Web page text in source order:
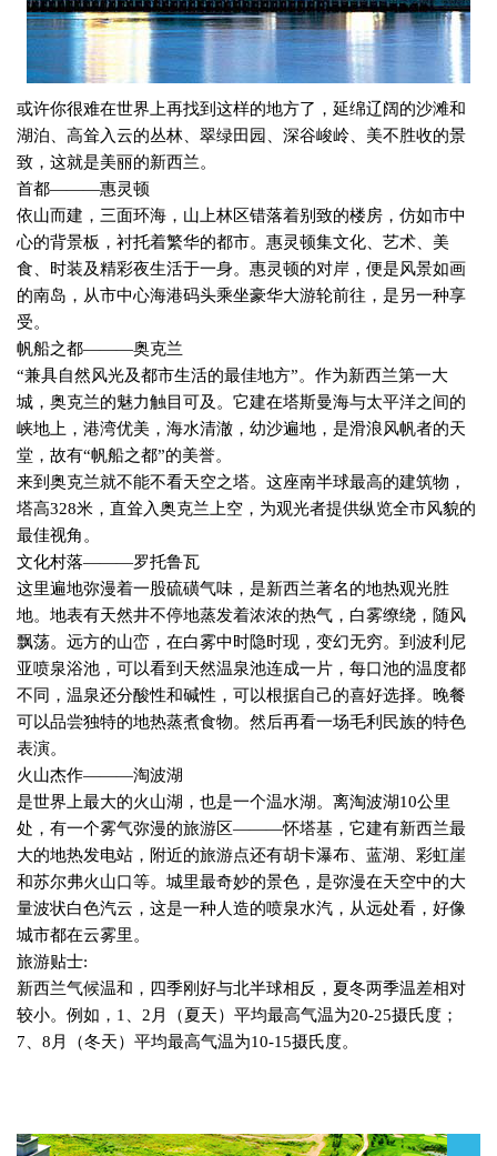
或许你很难在世界上再找到这样的地方了，延绵辽阔的沙滩和
湖泊、高耸入云的丛林、翠绿田园、深谷峻岭、美不胜收的景
致，这就是美丽的新西兰。
首都———惠灵顿
依山而建，三面环海，山上林区错落着别致的楼房，仿如市中
心的背景板，衬托着繁华的都市。惠灵顿集文化、艺术、美
食、时装及精彩夜生活于一身。惠灵顿的对岸，便是风景如画
的南岛，从市中心海港码头乘坐豪华大游轮前往，是另一种享
受。
帆船之都———奥克兰
“兼具自然风光及都市生活的最佳地方”。作为新西兰第一大
城，奥克兰的魅力触目可及。它建在塔斯曼海与太平洋之间的
峡地上，港湾优美，海水清澈，幼沙遍地，是滑浪风帆者的天
堂，故有“帆船之都”的美誉。
来到奥克兰就不能不看天空之塔。这座南半球最高的建筑物，
塔高328米，直耸入奥克兰上空，为观光者提供纵览全市风貌的
最佳视角。
文化村落———罗托鲁瓦
这里遍地弥漫着一股硫磺气味，是新西兰著名的地热观光胜
地。地表有天然井不停地蒸发着浓浓的热气，白雾缭绕，随风
飘荡。远方的山峦，在白雾中时隐时现，变幻无穷。到波利尼
亚喷泉浴池，可以看到天然温泉池连成一片，每口池的温度都
不同，温泉还分酸性和碱性，可以根据自己的喜好选择。晚餐
可以品尝独特的地热蒸煮食物。然后再看一场毛利民族的特色
表演。
火山杰作———淘波湖
是世界上最大的火山湖，也是一个温水湖。离淘波湖10公里
处，有一个雾气弥漫的旅游区———怀塔基，它建有新西兰最
大的地热发电站，附近的旅游点还有胡卡瀑布、蓝湖、彩虹崖
和苏尔弗火山口等。城里最奇妙的景色，是弥漫在天空中的大
量波状白色汽云，这是一种人造的喷泉水汽，从远处看，好像
城市都在云雾里。
旅游贴士:
新西兰气候温和，四季刚好与北半球相反，夏冬两季温差相对
较小。例如， 1、 2月（夏天）平均最高气温为20-25摄氏度；
7、 8月（冬天）平均最高气温为10-15摄氏度。